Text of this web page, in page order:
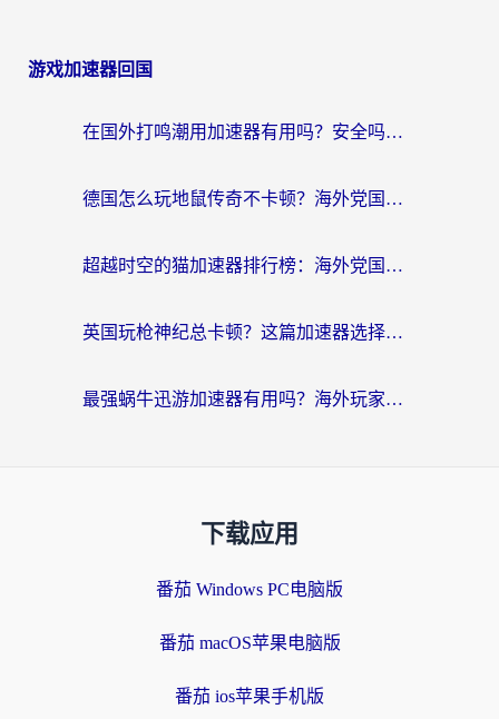
游戏加速器回国
在国外打鸣潮用加速器有用吗？安全吗？海外玩家国服游戏加速全指南
德国怎么玩地鼠传奇不卡顿？海外党国服游戏加速全攻略（含战双EVE实用指南）
超越时空的猫加速器排行榜：海外党国服游戏不卡顿的终极选择指南
英国玩枪神纪总卡顿？这篇加速器选择指南帮你告别延迟（附实测推荐）
最强蜗牛迅游加速器有用吗？海外玩家国服游戏加速避坑指南（附德国玩忍者必须死3流星蝴蝶剑解决办法）
下载应用
番茄 Windows PC电脑版
番茄 macOS苹果电脑版
番茄 ios苹果手机版